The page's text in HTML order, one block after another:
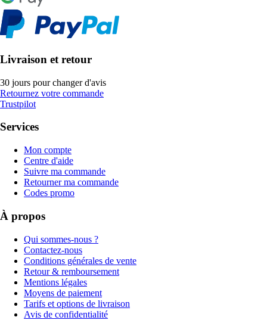
Livraison et retour
30 jours pour changer d'avis
Retournez votre commande
Trustpilot
Services
Mon compte
Centre d'aide
Suivre ma commande
Retourner ma commande
Codes promo
À propos
Qui sommes-nous ?
Contactez-nous
Conditions générales de vente
Retour & remboursement
Mentions légales
Moyens de paiement
Tarifs et options de livraison
Avis de confidentialité